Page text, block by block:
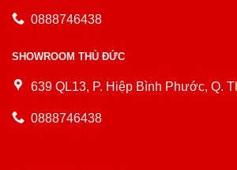
0888746438
SHOWROOM THỦ ĐỨC
639 QL13, P. Hiệp Bình Phước, Q.
0888746438